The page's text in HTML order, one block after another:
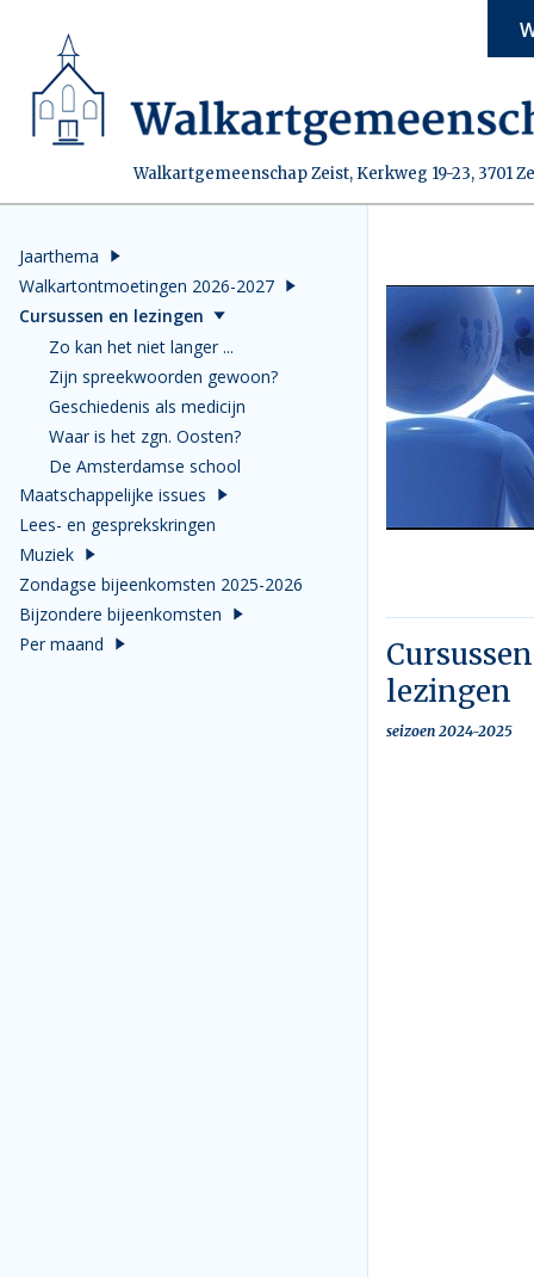
Walkartgemeenschap Zeist, Kerkweg 19-23, 3701
Jaarthema
Walkartontmoetingen 2026-2027
Cursussen en lezingen
Zo kan het niet langer ...
Zijn spreekwoorden gewoon?
Geschiedenis als medicijn
Waar is het zgn. Oosten?
De Amsterdamse school
Maatschappelijke issues
Lees- en gesprekskringen
Muziek
Zondagse bijeenkomsten 2025-2026
Bijzondere bijeenkomsten
Per maand
lezingen
seizoen 2024-2025